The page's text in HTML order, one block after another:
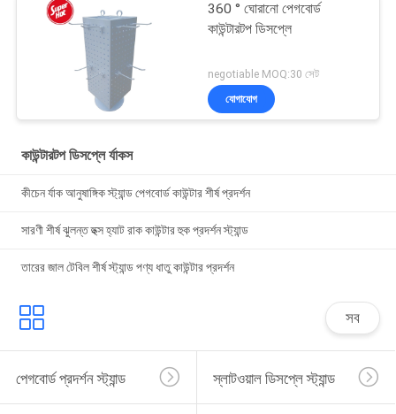
360 ° ঘোরানো পেগবোর্ড
কাউন্টারটপ ডিসপ্লে
negotiable MOQ:30 সেট
যোগাযোগ
কাউন্টারটপ ডিসপ্লে র্যাকস
কীচেন র্যাক আনুষাঙ্গিক স্ট্যান্ড পেগবোর্ড কাউন্টার শীর্ষ প্রদর্শন
সারণী শীর্ষ ঝুলন্ত হুক্স হ্যাট রাক কাউন্টার হুক প্রদর্শন স্ট্যান্ড
তারের জাল টেবিল শীর্ষ স্ট্যান্ড পণ্য ধাতু কাউন্টার প্রদর্শন
সব
পেগবোর্ড প্রদর্শন স্ট্যান্ড স্লাটওয়াল ডিসপ্লে স্ট্যান্ড